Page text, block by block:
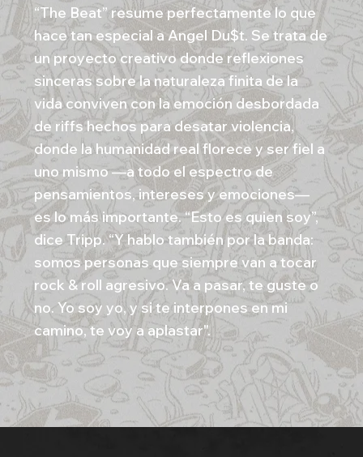
“The Beat” resume perfectamente lo que
hace tan especial a Angel Du$t. Se trata de
un proyecto creativo donde reflexiones
sinceras sobre la naturaleza finita de la
vida conviven con la emoción desbordada
de riffs hechos para desatar violencia,
donde la humanidad real florece y ser fiel a
uno mismo —a todo el espectro de
pensamientos, intereses y emociones—
es lo más importante. “Esto es quien soy”,
dice Tripp. “Y hablo también por la banda:
somos personas que siempre van a tocar
rock & roll agresivo. Va a pasar, te guste o
no. Yo soy yo, y si te interpones en mi
camino, te voy a aplastar".